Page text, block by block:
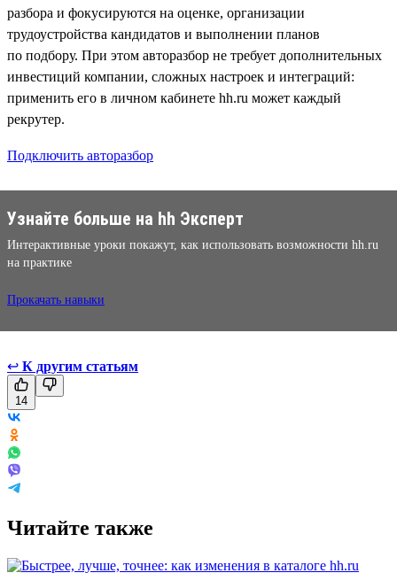
разбора и фокусируются на оценке, организации
трудоустройства кандидатов и выполнении планов
по подбору. При этом авторазбор не требует дополнительных
инвестиций компании, сложных настроек и интеграций:
применить его в личном кабинете hh.ru может каждый
рекрутер.
Подключить авторазбор
Узнайте больше на hh Эксперт
Интерактивные уроки покажут, как использовать возможности hh.ru
на практике
Прокачать навыки
↩ К другим статьям
14
Читайте также